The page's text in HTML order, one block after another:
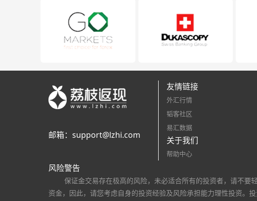
邮箱： support@lzhi.com
友情链接
外汇行情
韬客社区
易汇数据
关于我们
帮助中心
风险警告
保证金交易存在极高的风险，未必适合所有的投资者，请不要
资金，因此，请您考虑自身的投资经验及风险承担能力理性投资。